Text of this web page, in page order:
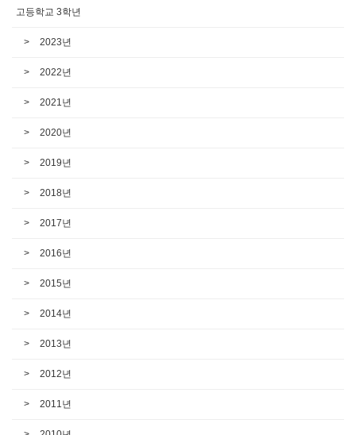
고등학교 3학년
2023년
2022년
2021년
2020년
2019년
2018년
2017년
2016년
2015년
2014년
2013년
2012년
2011년